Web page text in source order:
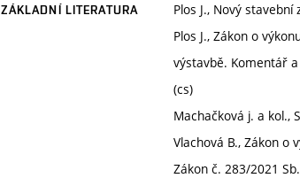
ZÁKLADNÍ LITERATURA
Plos J., Nový
Plos J., Zákon o
výstavbě. Komentář
(cs)
Machačková j. a kol.,
Vlachová B., Zákon o
Zákon č. 283/2021